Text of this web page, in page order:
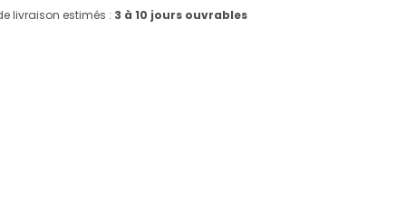
livraison estimés : 3 à 10 jours ouvrables